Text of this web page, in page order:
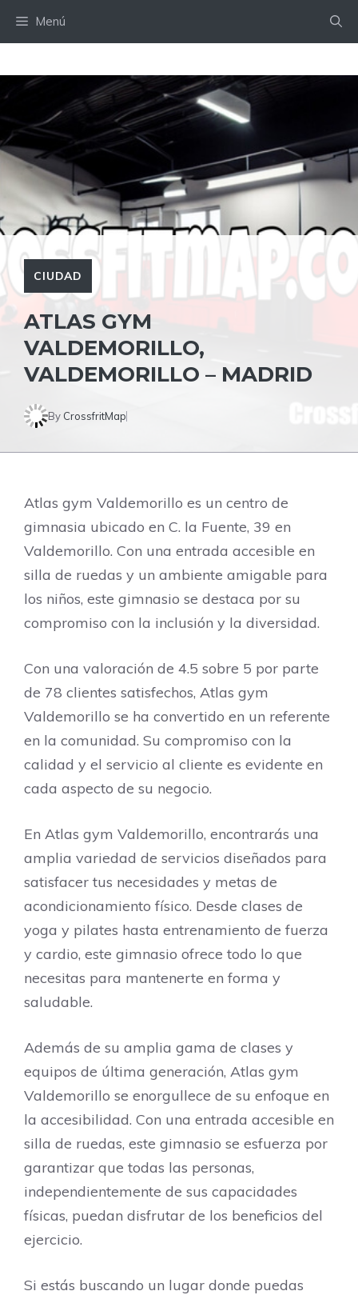
Menú
CIUDAD
ATLAS GYM
VALDEMORILLO,
VALDEMORILLO – MADRID
By CrossfritMap
Atlas gym Valdemorillo es un centro de
gimnasia ubicado en C. la Fuente, 39 en
Valdemorillo. Con una entrada accesible en
silla de ruedas y un ambiente amigable para
los niños, este gimnasio se destaca por su
compromiso con la inclusión y la diversidad.
Con una valoración de 4.5 sobre 5 por parte
de 78 clientes satisfechos, Atlas gym
Valdemorillo se ha convertido en un referente
en la comunidad. Su compromiso con la
calidad y el servicio al cliente es evidente en
cada aspecto de su negocio.
En Atlas gym Valdemorillo, encontrarás una
amplia variedad de servicios diseñados para
satisfacer tus necesidades y metas de
acondicionamiento físico. Desde clases de
yoga y pilates hasta entrenamiento de fuerza
y cardio, este gimnasio ofrece todo lo que
necesitas para mantenerte en forma y
saludable.
Además de su amplia gama de clases y
equipos de última generación, Atlas gym
Valdemorillo se enorgullece de su enfoque en
la accesibilidad. Con una entrada accesible en
silla de ruedas, este gimnasio se esfuerza por
garantizar que todas las personas,
independientemente de sus capacidades
físicas, puedan disfrutar de los beneficios del
ejercicio.
Si estás buscando un lugar donde puedas